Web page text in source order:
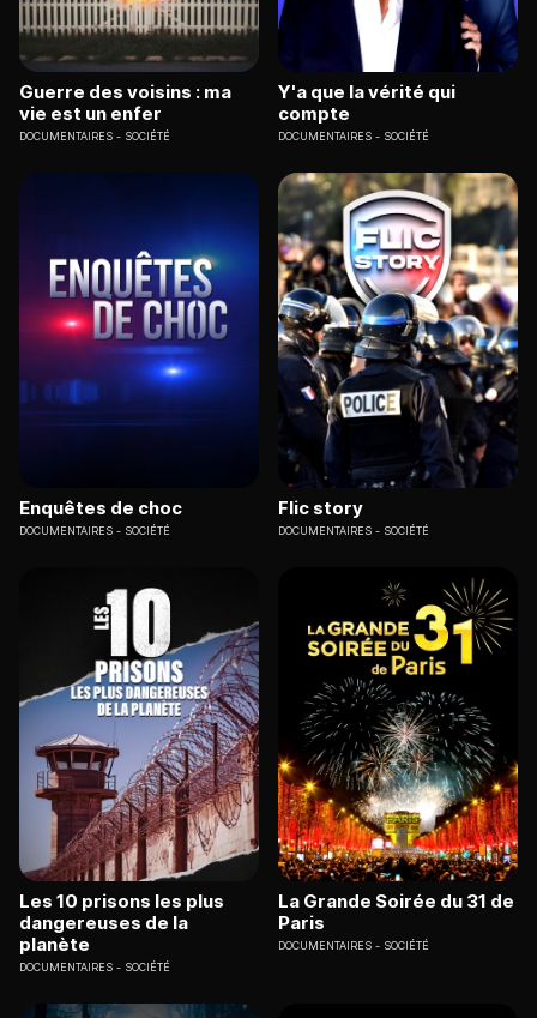
Guerre des voisins : ma
vie est un enfer
DOCUMENTAIRES SOCIÉTÉ
Y'a que la vérité qui
compte
DOCUMENTAIRES SOCIÉTÉ
Enquêtes de choc
DOCUMENTAIRES SOCIÉTÉ
Flic story
DOCUMENTAIRES SOCIÉTÉ
Les 10 prisons les plus
dangereuses de la
planète
DOCUMENTAIRES SOCIÉTÉ
La Grande Soirée du 31 de
Paris
DOCUMENTAIRES SOCIÉTÉ